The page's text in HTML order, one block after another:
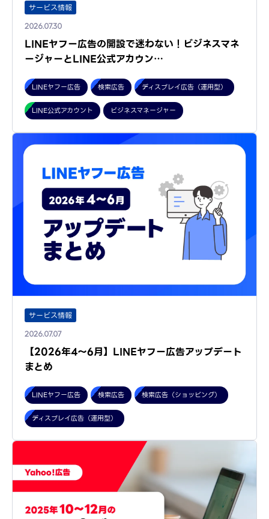
サービス情報
2026.07.30
LINEヤフー広告の開設で迷わない！ビジネスマネ
ージャーとLINE公式アカウン…
LINEヤフー広告 検索広告 ディスプレイ広告（運用型）
LINE公式アカウント ビジネスマネージャー
サービス情報
2026.07.07
【2026年4～6月】LINEヤフー広告アップデート
まとめ
LINEヤフー広告 検索広告 検索広告（ショッピング）
ディスプレイ広告（運用型）